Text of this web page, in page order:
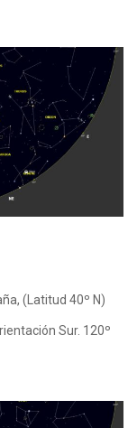
(Latitud 40º N)
Sur. 120º